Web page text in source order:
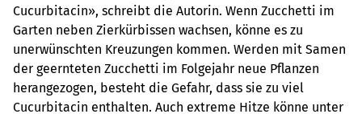
Cucurbitacin», schreibt die Autorin. Wenn Zucchetti im
Garten neben Zierkürbissen wachsen, könne es zu
unerwünschten Kreuzungen kommen. Werden mit Samen
der geernteten Zucchetti im Folgejahr neue Pflanzen
herangezogen, besteht die Gefahr, dass sie zu viel
Cucurbitacin enthalten. Auch extreme Hitze könne unter